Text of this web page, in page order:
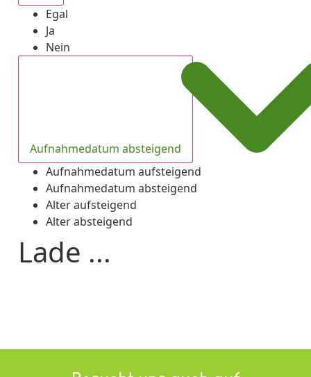
Egal
Ja
Nein
Aufnahmedatum absteigend
Aufnahmedatum aufsteigend
Aufnahmedatum absteigend
Alter aufsteigend
Alter absteigend
Lade ...